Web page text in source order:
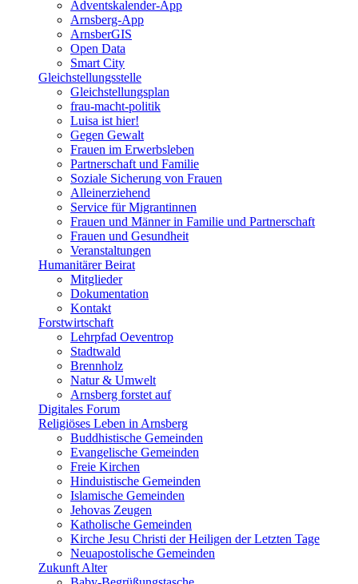
Adventskalender-App
Arnsberg-App
ArnsberGIS
Open Data
Smart City
Gleichstellungsstelle
Gleichstellungsplan
frau-macht-politik
Luisa ist hier!
Gegen Gewalt
Frauen im Erwerbsleben
Partnerschaft und Familie
Soziale Sicherung von Frauen
Alleinerziehend
Service für Migrantinnen
Frauen und Männer in Familie und Partnerschaft
Frauen und Gesundheit
Veranstaltungen
Humanitärer Beirat
Mitglieder
Dokumentation
Kontakt
Forstwirtschaft
Lehrpfad Oeventrop
Stadtwald
Brennholz
Natur & Umwelt
Arnsberg forstet auf
Digitales Forum
Religiöses Leben in Arnsberg
Buddhistische Gemeinden
Evangelische Gemeinden
Freie Kirchen
Hinduistische Gemeinden
Islamische Gemeinden
Jehovas Zeugen
Katholische Gemeinden
Kirche Jesu Christi der Heiligen der Letzten Tage
Neuapostolische Gemeinden
Zukunft Alter